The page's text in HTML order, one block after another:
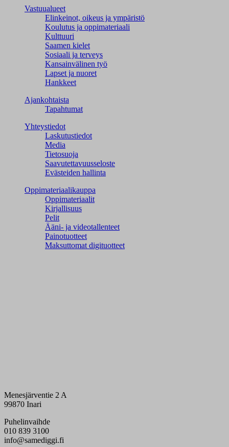
Vastuualueet
Elinkeinot, oikeus ja ympäristö
Koulutus ja oppimateriaali
Kulttuuri
Saamen kielet
Sosiaali ja terveys
Kansainvälinen työ
Lapset ja nuoret
Hankkeet
Ajankohtaista
Tapahtumat
Yhteystiedot
Laskutustiedot
Media
Tietosuoja
Saavutettavuusseloste
Evästeiden hallinta
Oppimateriaalikauppa
Oppimateriaalit
Kirjallisuus
Pelit
Ääni- ja videotallenteet
Painotuotteet
Maksuttomat digituotteet
Menesjärventie 2 A
99870 Inari
Puhelinvaihde
010 839 3100
info@samediggi.fi